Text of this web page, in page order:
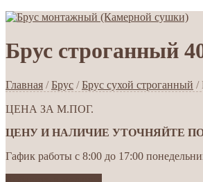
Брус строганный
Главная /Брус /Брус сухой строганный /
ЦЕНА ЗА М.ПОГ.
ЦЕНУ И НАЛИЧИЕ УТОЧНЯЙТЕ ПО
Гафик работы с 8:00 до 17:00